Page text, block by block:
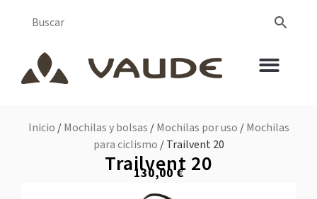
Inicio /Mochilas y bolsas /Mochilas por uso /Mochilas
para ciclismo / Trailvent 20
Trailvent 20
130,00€